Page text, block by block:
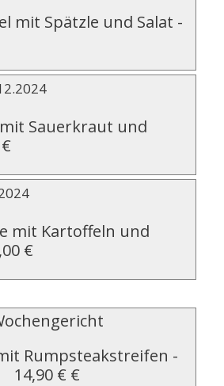
mit Spätzle und Salat -
Sauerkraut und
mit Kartoffeln und
€
Rumpsteakstreifen -
14,90 € €